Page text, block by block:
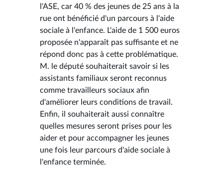
l'ASE, car 40 % des jeunes de 25 ans à la
rue ont bénéficié d'un parcours à l'aide
sociale à l'enfance. L'aide de 1 500 euros
proposée n'apparaît pas suffisante et ne
répond donc pas à cette problématique.
M. le député souhaiterait savoir si les
assistants familiaux seront reconnus
comme travailleurs sociaux afin
d'améliorer leurs conditions de travail.
Enfin, il souhaiterait aussi connaître
quelles mesures seront prises pour les
aider et pour accompagner les jeunes
une fois leur parcours d'aide sociale à
l'enfance terminée.